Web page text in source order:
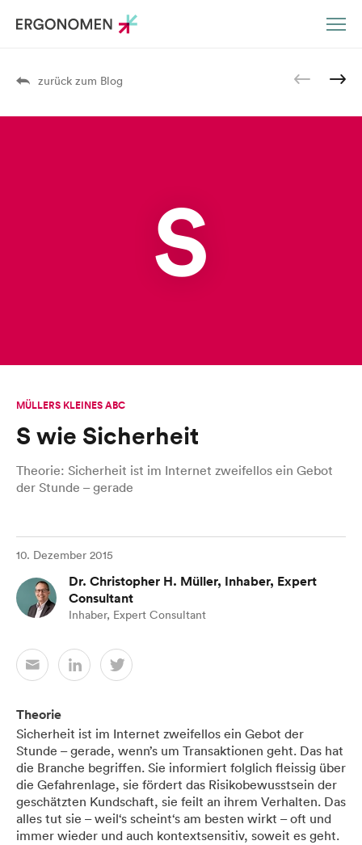
S
zurück zum Blog
MÜLLERS KLEINES ABC
S wie Sicherheit
Theorie: Sicherheit ist im Internet zweifellos ein Gebot
der Stunde – gerade
10. Dezember 2015
Dr. Christopher H. Müller, Inhaber, Expert
Consultant
Inhaber, Expert Consultant
Theorie
Sicherheit ist im Internet zweifellos ein Gebot der
Stunde – gerade, wenn’s um Transaktionen geht. Das hat
die Branche begriffen. Sie informiert folglich fleissig über
die Gefahrenlage, sie fördert das Risikobewusstsein der
geschätzten Kundschaft, sie feilt an ihrem Verhalten. Das
alles tut sie – weil‘s scheint‘s am besten wirkt – oft und
immer wieder und auch kontextsensitiv, soweit es geht.
DE EN